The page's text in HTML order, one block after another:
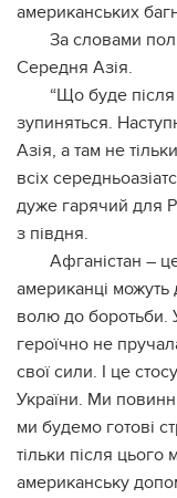
американських
За словами
Середня Азія.
“Що буде
зупиняться.
Азія, а там не
всіх
дуже гарячий для
з півдня.
Афганістан –
американці можуть
волю до боротьби.
героїчно не
свої сили. І це
України. Ми
ми будемо готові
тільки після
американську